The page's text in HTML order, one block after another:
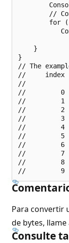
//
for
    }
}
// The
//     index
//
//         0
//         1
//         2
//         3
//         4
//         5
//         6
//         7
//         8
Para convertir
de bytes, llame
Consulte